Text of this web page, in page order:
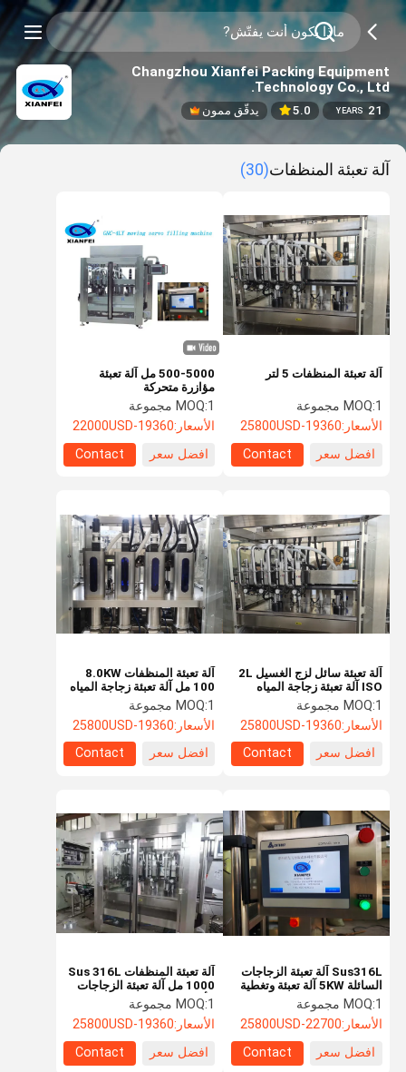
Changzhou Xianfei Packing Equipment
Technology Co., Ltd.
21
YEARS
5.0 يدقّق ممون
آلة تعبئة المنظفات(30)
500-5000 مل آلة تعبئة
مؤازرة متحركة
MOQ:1 مجموعة
الأسعار:19360-22000USD
افضل سعر
Contact
آلة تعبئة المنظفات 5 لتر
MOQ:1 مجموعة
الأسعار:19360-25800USD
افضل سعر
Contact
آلة تعبئة المنظفات 8.0KW
100 مل آلة تعبئة زجاجة المياه
MOQ:1 مجموعة
الأسعار:19360-25800USD
افضل سعر
Contact
آلة تعبئة سائل لزج الغسيل 2L
ISO آلة تعبئة زجاجة المياه
MOQ:1 مجموعة
الأسعار:19360-25800USD
افضل سعر
Contact
آلة تعبئة المنظفات Sus 316L
1000 مل آلة تعبئة الزجاجات
الأوتوماتيكية
MOQ:1 مجموعة
الأسعار:19360-25800USD
افضل سعر
Contact
Sus316L آلة تعبئة الزجاجات
السائلة 5KW آلة تعبئة وتغطية
الزجاجات
MOQ:1 مجموعة
الأسعار:22700-25800USD
افضل سعر
Contact